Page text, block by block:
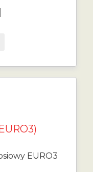
EURO3